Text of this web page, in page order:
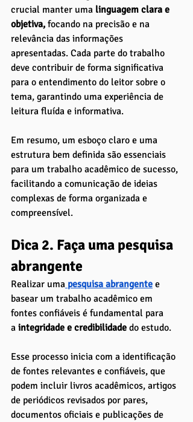
crucial manter uma linguagem clara e
objetiva, focando na precisão e na
relevância das informações
apresentadas. Cada parte do trabalho
deve contribuir de forma significativa
para o entendimento do leitor sobre o
tema, garantindo uma experiência de
leitura fluída e informativa.
Em resumo, um esboço claro e uma
estrutura bem definida são essenciais
para um trabalho acadêmico de sucesso,
facilitando a comunicação de ideias
complexas de forma organizada e
compreensível.
Dica 2. Faça uma pesquisa
abrangente
Realizar uma pesquisa abrangente e
basear um trabalho acadêmico em
fontes confiáveis é fundamental para
a integridade e credibilidade do estudo.
Esse processo inicia com a identificação
de fontes relevantes e confiáveis, que
podem incluir livros acadêmicos, artigos
de periódicos revisados por pares,
documentos oficiais e publicações de